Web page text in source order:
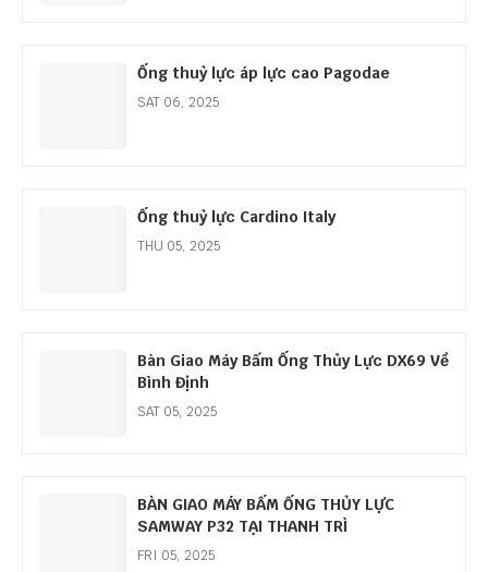
Ống thuỷ lực áp lực cao Pagodae
SAT 06, 2025
Ống thuỷ lực Cardino Italy
THU 05, 2025
Bàn Giao Máy Bấm Ống Thủy Lực DX69 Về
Bình Định
SAT 05, 2025
BÀN GIAO MÁY BẤM ỐNG THỦY LỰC
SAMWAY P32 TẠI THANH TRÌ
FRI 05, 2025